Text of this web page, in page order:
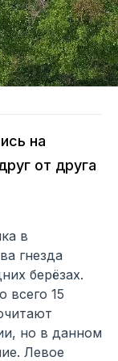
на
от друга
в
гнезда
берёзах.
всего 15
но в данном
Левое